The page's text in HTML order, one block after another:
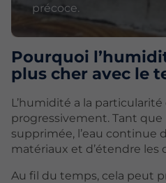
précoce.
Pourquoi
plus cher avec le
L’humidité a la particularité
progressivement. Tant que
supprimée, l’eau continue
matériaux et d’étendre les
Au fil du temps, cela peut